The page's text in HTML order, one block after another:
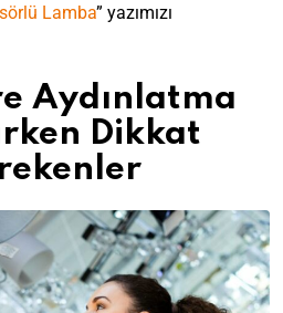
Lamba” yazımızı
Aydınlatma
Dikkat